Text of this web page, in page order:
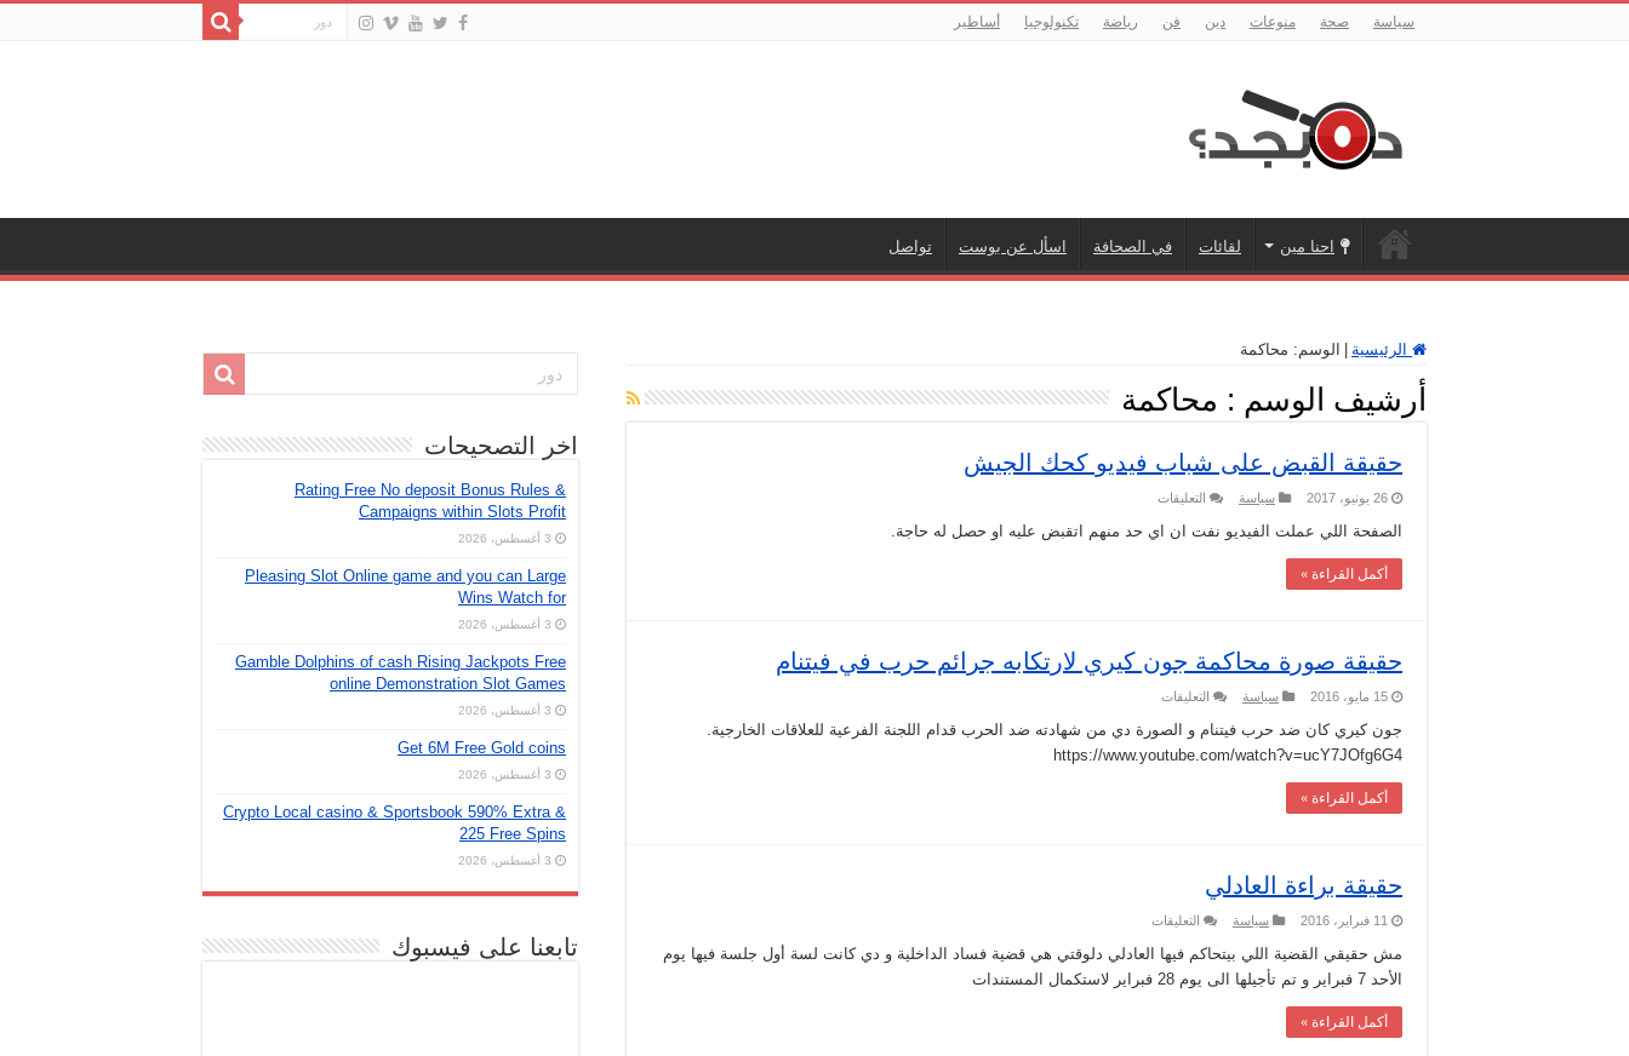
سياسة صحة منوعات دين فن رياضة تكنولوجيا أساطير
احنا مين لقائات في الصحافة اسأل عن بوست تواصل
الرئيسية الوسم: محاكمة
أرشيف الوسم : محاكمة
حقيقة القبض على شباب فيديو كحك الجيش
26 يونيو، 2017 سياسة التعليقات
القبض
على
الصفحة اللي عملت الفيديو نفت ان اي حد منهم اتقبض عليه او حصل له حاجة.
أكمل القراءة »
حقيقة صورة محاكمة جون كيري لارتكابه جرائم حرب في فيتنام
15 مايو، 2016 سياسة التعليقات
صورة
محاكمة
جون
جون كيري كان ضد حرب فيتنام و الصورة دي من شهادته ضد الحرب قدام اللجنة الفرعية للعلاقات الخارجية.
https://www.youtube.com/watch?v=ucY7JOfg6G4
أكمل القراءة »
حقيقة براءة العادلي
11 فبراير، 2016 سياسة التعليقات
براءة
العادلي
مغلقة
مش حقيقي القضية اللي بيتحاكم فيها العادلي دلوقتي هي قضية فساد الداخلية و دي كانت لسة أول جلسة فيها يوم
الأحد 7 فبراير و تم تأجيلها الى يوم 28 فبراير لاستكمال المستندات
أكمل القراءة »
اخر التصحيحات
Rating Free No deposit Bonus Rules &
Campaigns within Slots Profit
3 أغسطس، 2026
Pleasing Slot Online game and you can Large
Wins Watch for
3 أغسطس، 2026
Gamble Dolphins of cash Rising Jackpots Free
online Demonstration Slot Games
3 أغسطس، 2026
Get 6M Free Gold coins
3 أغسطس، 2026
Crypto Local casino & Sportsbook 590% Extra &
225 Free Spins
3 أغسطس، 2026
تابعنا على فيسبوك